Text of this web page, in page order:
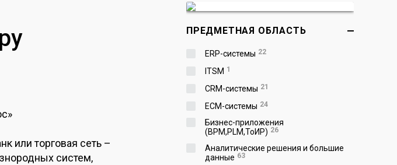
или торговая сеть –
систем,
ПРЕДМЕТНАЯ ОБЛАСТЬ
ERP-системы 22
ITSM 1
CRM-системы 21
ECM-системы 24
Бизнес-приложения
(BPM,PLM,ToИР) 26
Аналитические решения и большие
данные 63